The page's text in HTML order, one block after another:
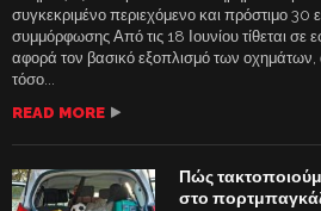
συγκεκριμένο περιεχόμενο και πρόστιμο
συμμόρφωσης Από τις 18 Ιουνίου τίθεται σε
αφορά τον βασικό εξοπλισμό των
τόσο...
READ MORE
Πώς
στο